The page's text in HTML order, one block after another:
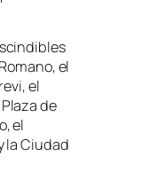
el
el
de
el
la Ciudad